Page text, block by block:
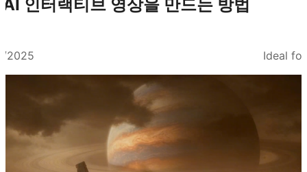
인터랙티브 영상을 만드는 방법
2025 Ideal